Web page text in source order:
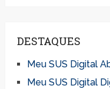
DESTAQUES
Meu SUS Digital
Meu SUS Digital